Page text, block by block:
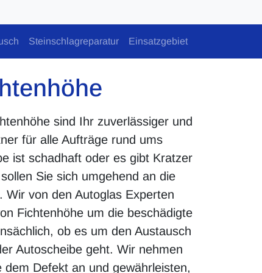
Steinschlagreparatur Einsatzgebiet
sind Ihr zuverlässiger und
für alle Aufträge rund ums
ist schadhaft oder es gibt Kratzer
Sie sich umgehend an die
Wir von den Autoglas Experten
Fichtenhöhe um die beschädigte
ob es um den Austausch
Autoscheibe geht. Wir nehmen
Defekt an und gewährleisten,